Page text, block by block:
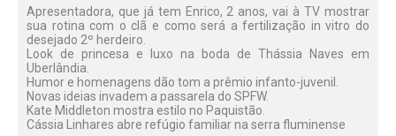
Apresentadora, que já tem Enrico, 2 anos, vai à TV mostrar
sua rotina com o clã e como será a fertilização in vitro do
desejado 2º herdeiro.
Look de princesa e luxo na boda de Thássia Naves em
Uberlândia.
Humor e homenagens dão tom a prêmio infanto-juvenil.
Novas ideias invadem a passarela do SPFW.
Kate Middleton mostra estilo no Paquistão.
Cássia Linhares abre refúgio familiar na serra fluminense